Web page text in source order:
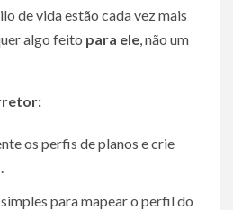
de vida estão cada vez mais
algo feito para ele , não um
os perfis de planos e crie
para mapear o perfil do